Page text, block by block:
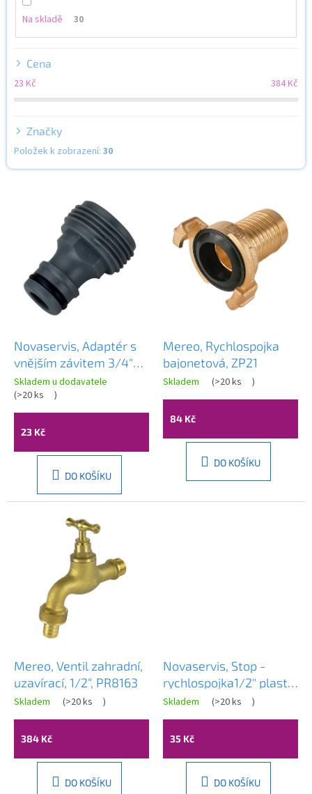
Na skladě 30
Cena
23 Kč 384Kč
Značky
Položek k zobrazení: 30
Novaservis, Adaptér s
vnějším závitem 3/4"
plast, DY8018
Skladem u dodavatele
(>20 ks )
23 Kč
DO KOŠÍKU
Mereo, Rychlospojka
bajonetová, ZP21
Skladem (>20 ks )
84 Kč
DO KOŠÍKU
Mereo, Ventil zahradní,
uzavírací, 1/2“, PR8163
Skladem (>20 ks )
384 Kč
DO KOŠÍKU
Novaservis, Stop -
rychlospojka1/2" plast,
DY8011
Skladem (>20 ks )
35 Kč
DO KOŠÍKU